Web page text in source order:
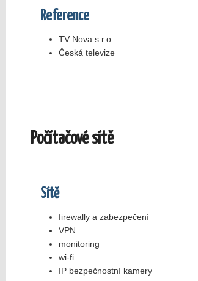
Reference
TV Nova s.r.o.
Česká televize
Počítačové sítě
Sítě
firewally a zabezpečení
VPN
monitoring
wi-fi
IP bezpečnostní kamery